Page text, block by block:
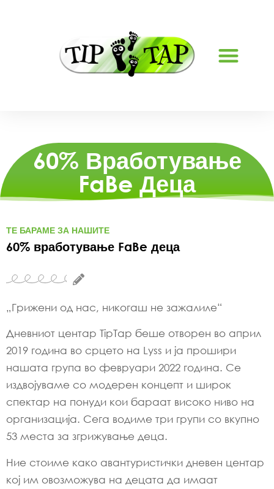
60% Вработување
FaBe Деца
ТЕ БАРАМЕ ЗА НАШИТЕ
60% вработување FaBe деца
„Грижени од нас, никогаш не зажалиле“
Дневниот центар TipTap беше отворен во април
2019 година во срцето на Lyss и ја прошири
нашата група во февруари 2022 година. Се
издвојуваме со модерен концепт и широк
спектар на понуди кои бараат високо ниво на
организација. Сега водиме три групи со вкупно
53 места за згрижување деца.
Ние стоиме како авантуристички дневен центар
кој им овозможува на децата да имаат